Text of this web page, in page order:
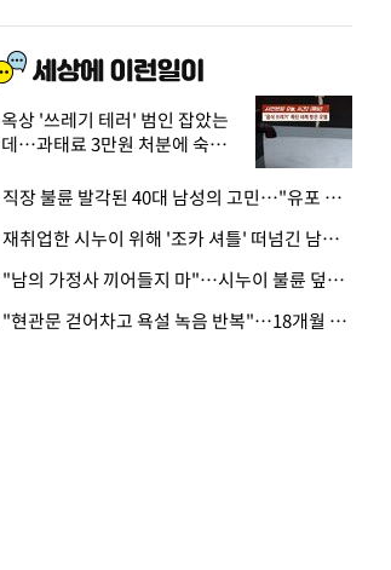
옥상 '쓰레기 테러' 범인 잡았는
데…과태료 3만원 처분에 숙박업
· 직장 불륜 발각된 40대 남성의 고민…"유포 동료 명예훼손·협박죄 고소 가능할까"
· 재취업한 시누이 위해 '조카 셔틀' 떠넘긴 남편…아내 "난 못한다"
· "남의 가정사 끼어들지 마"…시누이 불륜 덮으려는 남편에 억울한 아내
· "현관문 걷어차고 욕설 녹음 반복"…18개월 아기 키우는 집 뒤흔든 '앞집의 비극'